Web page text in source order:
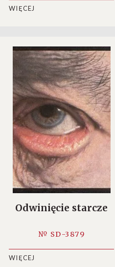
WIĘCEJ
Odwinięcie starcze
№ SD-3879
WIĘCEJ